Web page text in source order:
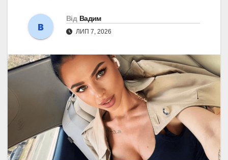
Від Вадим
ЛИП 7, 2026